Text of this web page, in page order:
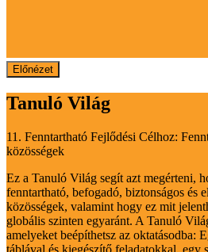
Előnézet
Tanuló Világ
11. Fenntartható Fejlődési Célhoz:
közösségek
Ez a Tanuló Világ segít azt megérteni,
fenntartható, befogadó, biztonságos és
közösségek, valamint hogy ez mit
globális szinten egyaránt. A Tanuló
amelyeket beépíthetsz az oktatásodba: